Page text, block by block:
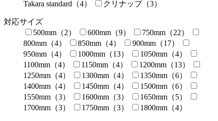
Takara standard（4）
クリナップ（3）
対応サイズ
500mm（2）
600mm（9）
750mm（22）
800mm（4）
850mm（4）
900mm（17）
950mm（4）
1000mm（13）
1050mm（4）
1100mm（4）
1150mm（4）
1200mm（13）
1250mm（4）
1300mm（4）
1350mm（6）
1400mm（4）
1450mm（4）
1500mm（6）
1550mm（3）
1600mm（3）
1650mm（5）
1700mm（3）
1750mm（3） 1800mm（4）